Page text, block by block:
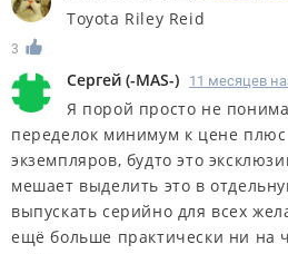
Toyota Riley Reid
3
Сергей (-MAS-) 11 месяцев
Я порой просто не
переделок минимум к цене
экземпляров, будто это
мешает выделить это в
выпускать серийно для всех
ещё больше практически ни на